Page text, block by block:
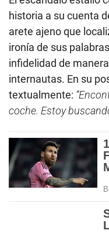
historia a su cuenta
arete ajeno que
ironía de sus
infidelidad de
internautas. En su
textualmente:
coche. Estoy